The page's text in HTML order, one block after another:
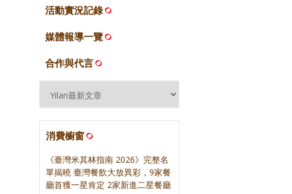
活動實況記錄
媒體報導一覽
合作與代言
消費櫥窗
《臺灣米其林指南 2026》完整名
單揭曉 臺灣餐飲大放異彩，9家餐
廳首獲一星肯定 2家新進二星餐廳